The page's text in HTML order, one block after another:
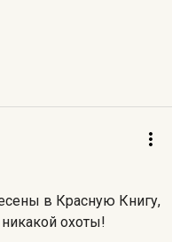
в Красную Книгу,
охоты!